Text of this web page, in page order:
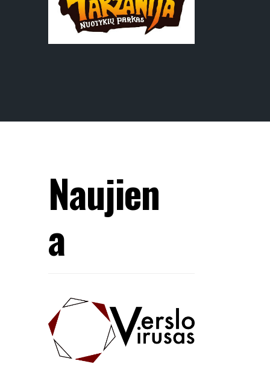
Naujien
a